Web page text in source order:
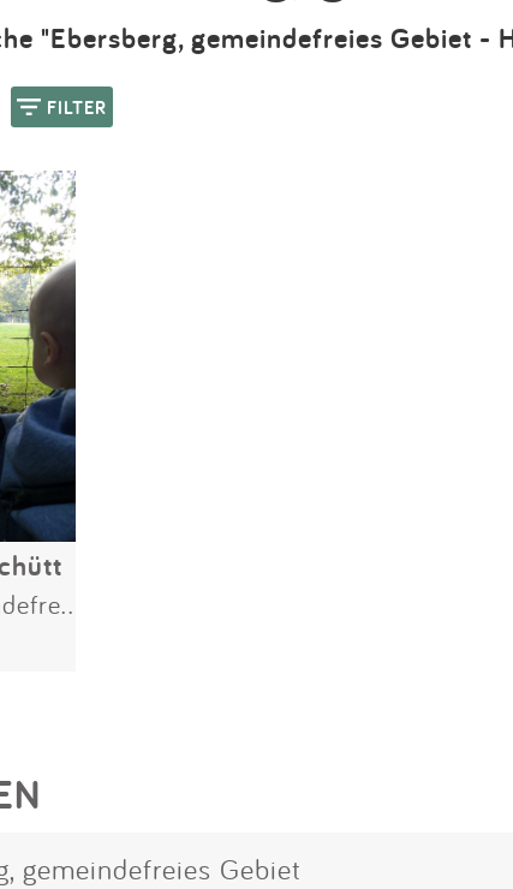
"Ebersberg, gemeindefreies Gebiet -
FILTER
85661 Ebersberg, gemeindefreies Gebiet
gemeindefreies Gebiet